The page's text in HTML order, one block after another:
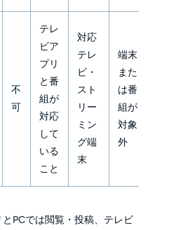
不
可
テレ
ビア
プリ
と番
組が
対応
して
いる
こと
対応
テレ
ビ・
スト
リー
ミン
グ端
末
端末
また
は番
組が
対象
外
PCでは閲覧・投稿、テレビ